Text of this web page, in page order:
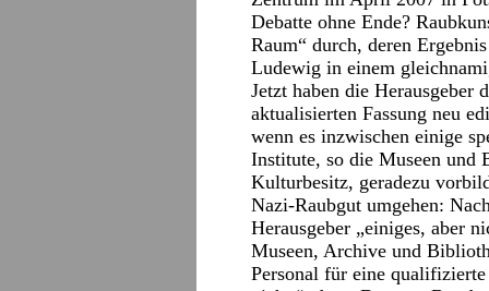
Debatte ohne Ende?
Raum“ durch, deren
Ludewig in einem
Jetzt haben die Herausgeber
aktualisierten Fassung neu
wenn es inzwischen einige
Institute, so die Museen und
Kulturbesitz, geradezu
Nazi-Raubgut umgehen:
Herausgeber „einiges, aber
Museen, Archive und
Personal für eine